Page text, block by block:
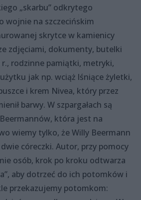
„skarbu” odkrytego
wojnie na szczecińskim
skrytce w kamienicy
zdjęciami, dokumenty, butelki
rodzinne pamiątki, metryki,
jak np. wciąż lśniące żyletki,
i krem Nivea, który przez
barwy. W szpargałach są
która jest na
wiemy tylko, że Willy Beermann
córeczki. Autor, przy pomocy
osób, krok po kroku odtwarza
aby dotrzeć do ich potomków i
przekazujemy potomkom: